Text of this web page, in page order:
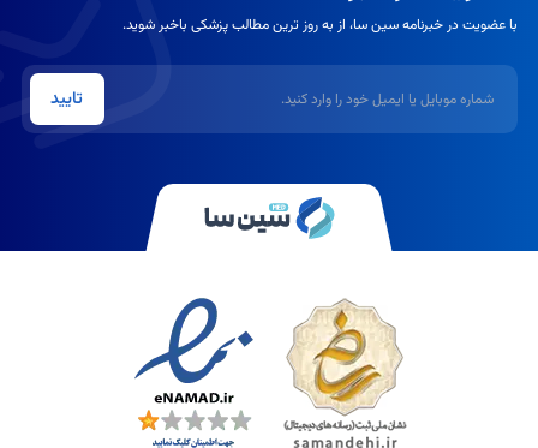
با عضویت در خبرنامه سین سا، از به روز ترین مطالب پزشکی باخبر شوید.
تایید